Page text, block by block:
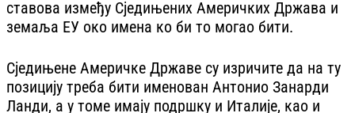
ставова између Сједињених Америчких Држава и
земаља ЕУ око имена ко би то могао бити.
Сједињене Америчке Државе су изричите да на ту
позицију треба бити именован Антонио Занарди
Ланди, а у томе имају подршку и Италије, као и